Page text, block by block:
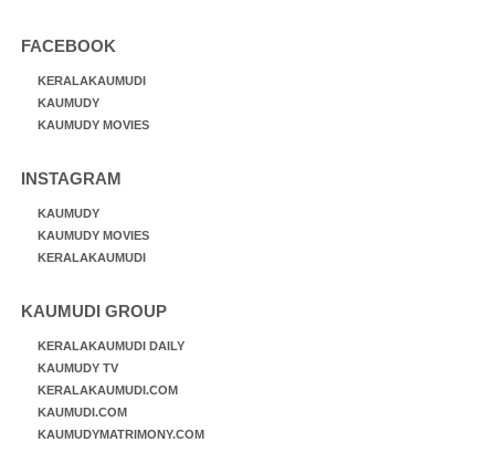
FACEBOOK
KERALAKAUMUDI
KAUMUDY
KAUMUDY MOVIES
INSTAGRAM
KAUMUDY
KAUMUDY MOVIES
KERALAKAUMUDI
KAUMUDI GROUP
KERALAKAUMUDI DAILY
KAUMUDY TV
KERALAKAUMUDI.COM
KAUMUDI.COM
KAUMUDYMATRIMONY.COM